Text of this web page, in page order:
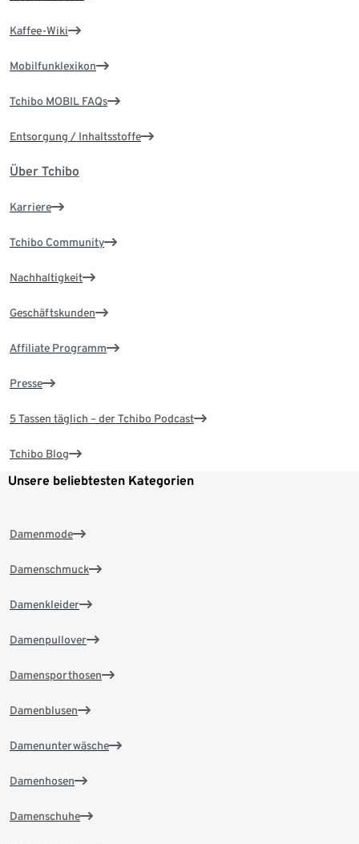
Kaffee-Wiki
Mobilfunklexikon
Tchibo MOBIL FAQs
Entsorgung / Inhaltsstoffe
Über Tchibo
Karriere
Tchibo Community
Nachhaltigkeit
Geschäftskunden
Affiliate Programm
Presse
5 Tassen täglich – der Tchibo Podcast
Tchibo Blog
Unsere beliebtesten Kategorien
Damenmode
Damenschmuck
Damenkleider
Damenpullover
Damensporthosen
Damenblusen
Damenunterwäsche
Damenhosen
Damenschuhe